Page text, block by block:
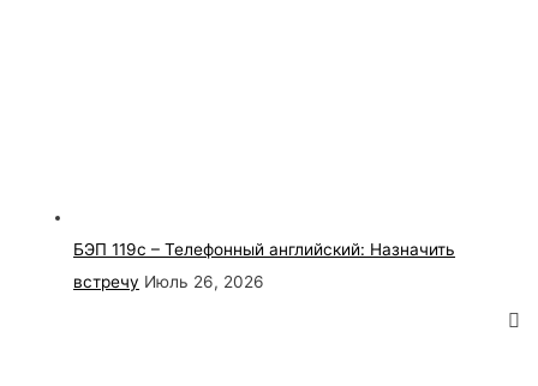
БЭП 119с – Телефонный английский: Назначить
встречу Июль 26, 2026